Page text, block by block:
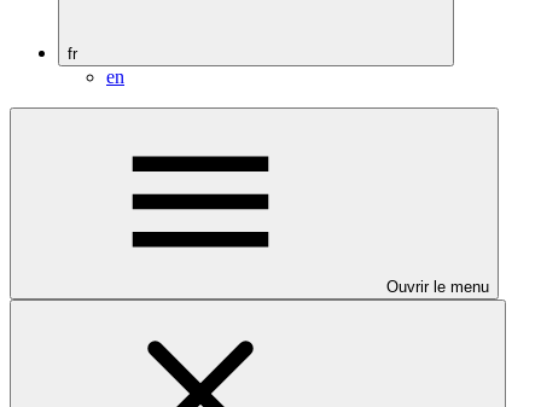
fr
en
Ouvrir le menu